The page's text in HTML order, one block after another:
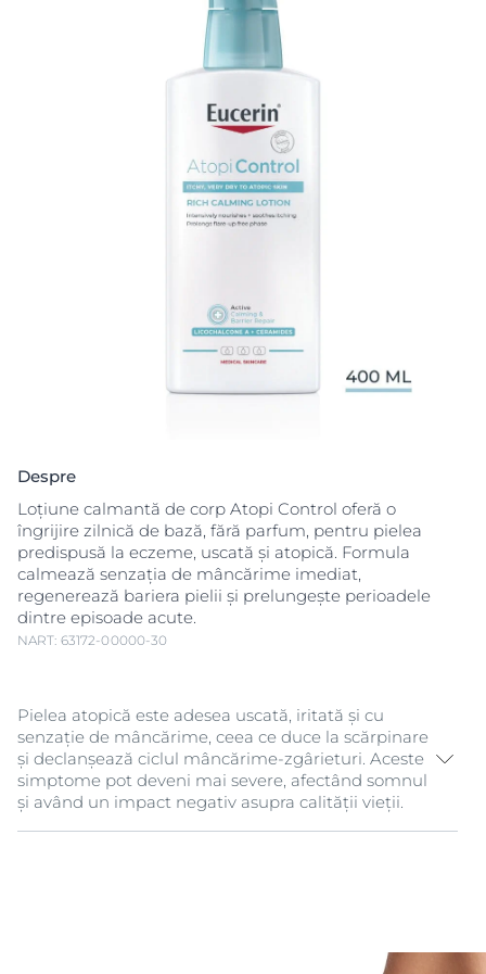
Despre
Loțiune calmantă de corp Atopi Control oferă o
îngrijire zilnică de bază, fără parfum, pentru pielea
predispusă la eczeme, uscată și atopică. Formula
calmează senzația de mâncărime imediat,
regenerează bariera pielii și prelungește perioadele
dintre episoade acute.
NART: 63172-00000-30
Pielea atopică este adesea uscată, iritată și cu
senzație de mâncărime, ceea ce duce la scărpinare
și declanșează ciclul mâncărime-zgârieturi. Aceste
simptome pot deveni mai severe, afectând somnul
și având un impact negativ asupra calității vieții.
absorbit, este îmbogățită cu ingrediente calmante